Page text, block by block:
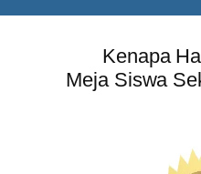
Kenapa
Meja Siswa